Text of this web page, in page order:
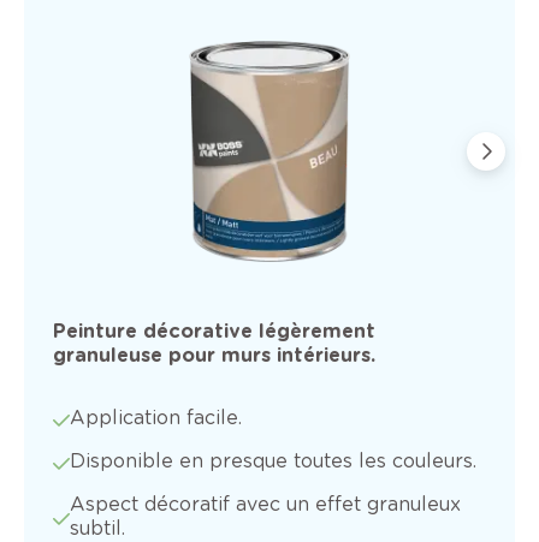
Peinture décorative légèrement
granuleuse pour murs intérieurs.
Application facile.
Disponible en presque toutes les couleurs.
Aspect décoratif avec un effet granuleux
subtil.